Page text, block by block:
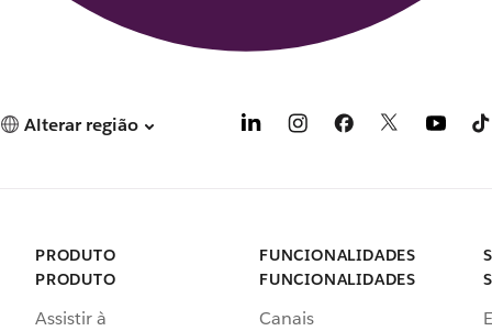
Alterar região
PRODUTO
PRODUTO
Assistir à
FUNCIONALIDADES
FUNCIONALIDADES
Canais